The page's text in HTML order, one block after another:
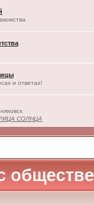
и ответах!
СОЛНЦА